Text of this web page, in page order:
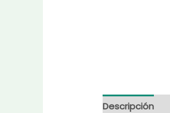
Descripción